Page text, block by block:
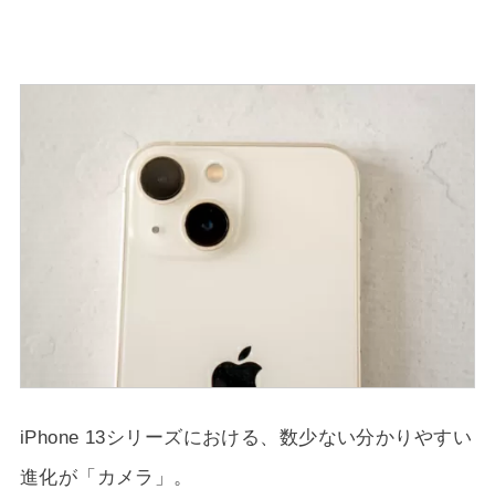
iPhone 13シリーズにおける、数少ない分かりやすい
進化が「カメラ」。